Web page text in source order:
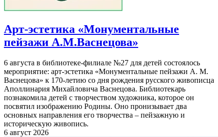
Арт-эстетика «Монументальные
пейзажи А.М.Васнецова»
6 августа в библиотеке-филиале №27 для детей состоялось
мероприятие: арт-эстетика «Монументальные пейзажи А. М.
Васнецова» к 170-летию со дня рождения русского живописца
Аполлинария Михайловича Васнецова. Библиотекарь
познакомила детей с творчеством художника, которое он
посвятил изображению Родины. Оно пронизывает два
основных направления его творчества – пейзажную и
историческую живопись.
6 август 2026